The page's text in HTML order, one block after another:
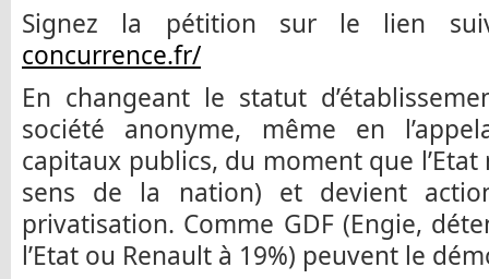
Signez la pétition sur le lien
concurrence.fr/
En changeant le statut
société anonyme, même en
capitaux publics, du moment que
sens de la nation) et devient
privatisation. Comme GDF (Engie,
l’Etat ou Renault à 19%) peuvent le